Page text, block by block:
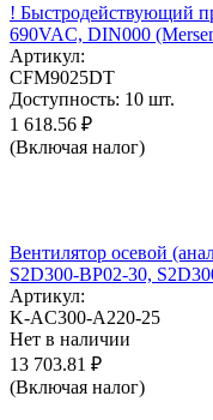
! Быстродействующий
690VAC, DIN000
Артикул:
CFM9025DT
Доступность: 10 шт.
1 618.56 ₽
(Включая налог)
Вентилятор осевой
S2D300-BP02-30,
Артикул:
K-AC300-A220-25
Нет в наличии
13 703.81 ₽
(Включая налог)